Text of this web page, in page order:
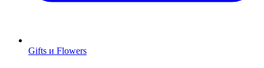
Gifts и Flowers